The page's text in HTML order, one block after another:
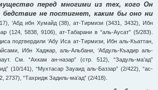
перед многими из тех, кого Он
бедствие не постигнет, каким бы оно ни
‘Абд ибн Хумайд (38), ат-Тирмизи (3431, 3432), Ибн
(124, 5838, 9106), ат-Табарани в “аль-Аусат” (5/283).
подтвердили ‘Абу Иса ат-Тирмизи, Ибн аль-Къаттан,
Ибн Хаджар, аль-Альбани, ‘Абдуль-Къадир аль-
См. “Ахкам ан-назар” (стр. 512), “Задуль-ма’ад”
(10/141), “Мухтасар Зауаид аль-Баззар” (2/422), “ас-
2737), “Тахридж Задиль-ма’ад” (2/418).